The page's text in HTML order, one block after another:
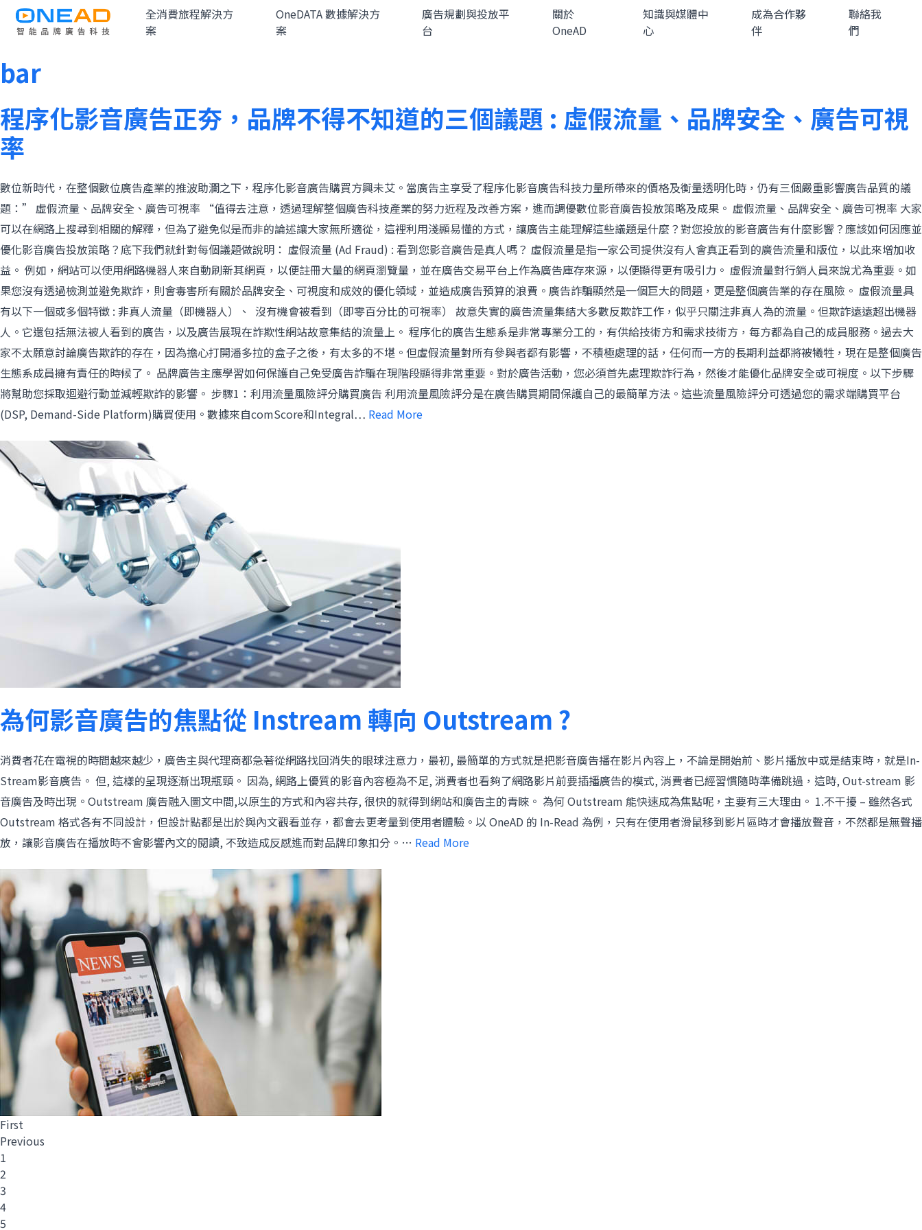
全消費旅程解決方
案
OneDATA 數據解決方
案
廣告規劃與投放平
台
關於
OneAD
知識與媒體中
心
成為合作夥
伴
聯絡我
們
This is my archive
bar
程序化影音廣告正夯，品牌不得不知道的三個議題 : 虛假流量、品牌安全、廣告可視
率
數位新時代，在整個數位廣告產業的推波助瀾之下，程序化影音廣告購買方興未艾。當廣告主享受了程序化影音廣告科技力量所帶來的價格及衡量透明化時，仍有三個嚴重影響廣告品質的議
題：” 虛假流量、品牌安全、廣告可視率 “值得去注意，透過理解整個廣告科技產業的努力近程及改善方案，進而調優數位影音廣告投放策略及成果。 虛假流量、品牌安全、廣告可視率 大家
可以在網路上搜尋到相關的解釋，但為了避免似是而非的論述讓大家無所適從，這裡利用淺顯易懂的方式，讓廣告主能理解這些議題是什麼？對您投放的影音廣告有什麼影響？應該如何因應並
優化影音廣告投放策略？底下我們就針對每個議題做說明： 虛假流量 (Ad Fraud) : 看到您影音廣告是真人嗎？ 虛假流量是指一家公司提供沒有人會真正看到的廣告流量和版位，以此來增加收
益。 例如，網站可以使用網路機器人來自動刷新其網頁，以便註冊大量的網頁瀏覽量，並在廣告交易平台上作為廣告庫存來源，以便顯得更有吸引力。 虛假流量對行銷人員來說尤為重要。如
果您沒有透過檢測並避免欺詐，則會毒害所有關於品牌安全、可視度和成效的優化領域，並造成廣告預算的浪費。廣告詐騙顯然是一個巨大的問題，更是整個廣告業的存在風險。 虛假流量具
有以下一個或多個特徵 : 非真人流量（即機器人）、 沒有機會被看到（即零百分比的可視率） 故意失實的廣告流量集結大多數反欺詐工作，似乎只關注非真人為的流量。但欺詐遠遠超出機器
人。它還包括無法被人看到的廣告，以及廣告展現在詐欺性網站故意集結的流量上。 程序化的廣告生態系是非常專業分工的，有供給技術方和需求技術方，每方都為自己的成員服務。過去大
家不太願意討論廣告欺詐的存在，因為擔心打開潘多拉的盒子之後，有太多的不堪。但虛假流量對所有參與者都有影響，不積極處理的話，任何而一方的長期利益都將被犧牲，現在是整個廣告
生態系成員擁有責任的時候了。 品牌廣告主應學習如何保護自己免受廣告詐騙在現階段顯得非常重要。對於廣告活動，您必須首先處理欺詐行為，然後才能優化品牌安全或可視度。以下步驟
將幫助您採取迴避行動並減輕欺詐的影響。 步驟1：利用流量風險評分購買廣告 利用流量風險評分是在廣告購買期間保護自己的最簡單方法。這些流量風險評分可透過您的需求端購買平台
(DSP, Demand-Side Platform)購買使用。數據來自comScore和Integral… Read More
為何影音廣告的焦點從 Instream 轉向 Outstream ?
消費者花在電視的時間越來越少，廣告主與代理商都急著從網路找回消失的眼球注意力，最初, 最簡單的方式就是把影音廣告播在影片內容上，不論是開始前、影片播放中或是結束時，就是In-
Stream影音廣告。 但, 這樣的呈現逐漸出現瓶頸。 因為, 網路上優質的影音內容極為不足, 消費者也看夠了網路影片前要插播廣告的模式, 消費者已經習慣隨時準備跳過，這時, Out-stream 影
音廣告及時出現。Outstream 廣告融入圖文中間,以原生的方式和內容共存, 很快的就得到網站和廣告主的青睞。 為何 Outstream 能快速成為焦點呢，主要有三大理由。 1.不干擾 – 雖然各式
Outstream 格式各有不同設計，但設計點都是出於與內文觀看並存，都會去更考量到使用者體驗。以 OneAD 的 In-Read 為例，只有在使用者滑鼠移到影片區時才會播放聲音，不然都是無聲播
放，讓影音廣告在播放時不會影響內文的閱讀, 不致造成反感進而對品牌印象扣分。… Read More
First
Previous
1
2
3
4
5